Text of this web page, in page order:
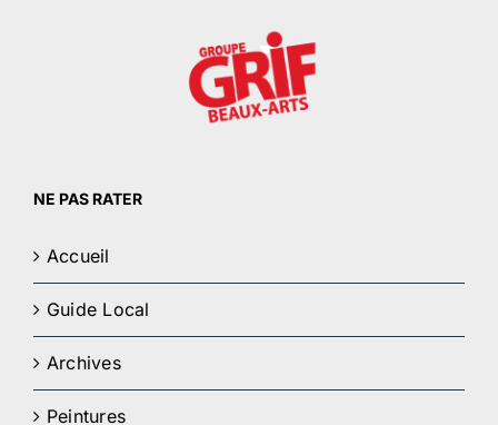
NE PAS RATER
Accueil
Guide Local
Archives
Peintures